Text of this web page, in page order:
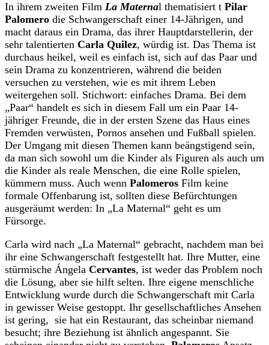
In ihrem zweiten Film La Maternal thematisiert t Pilar
Palomero die Schwangerschaft einer 14-Jährigen, und
macht daraus ein Drama, das ihrer Hauptdarstellerin, der
sehr talentierten Carla Quilez, würdig ist. Das Thema ist
durchaus heikel, weil es einfach ist, sich auf das Paar und
sein Drama zu konzentrieren, während die beiden
versuchen zu verstehen, wie es mit ihrem Leben
weitergehen soll. Stichwort: einfaches Drama. Bei dem
„Paar“ handelt es sich in diesem Fall um ein Paar 14-
jähriger Freunde, die in der ersten Szene das Haus eines
Fremden verwüsten, Pornos ansehen und Fußball spielen.
Der Umgang mit diesen Themen kann beängstigend sein,
da man sich sowohl um die Kinder als Figuren als auch um
die Kinder als reale Menschen, die eine Rolle spielen,
kümmern muss. Auch wenn Palomeros Film keine
formale Offenbarung ist, sollten diese Befürchtungen
ausgeräumt werden: In „La Maternal“ geht es um
Fürsorge.
Carla wird nach „La Maternal“ gebracht, nachdem man bei
ihr eine Schwangerschaft festgestellt hat. Ihre Mutter, eine
stürmische Ángela Cervantes, ist weder das Problem noch
die Lösung, aber sie hilft selten. Ihre eigene menschliche
Entwicklung wurde durch die Schwangerschaft mit Carla
in gewisser Weise gestoppt. Ihr gesellschaftliches Ansehen
ist gering, sie hat ein Restaurant, das scheinbar niemand
besucht; ihre Beziehung ist ähnlich angespannt. Sie